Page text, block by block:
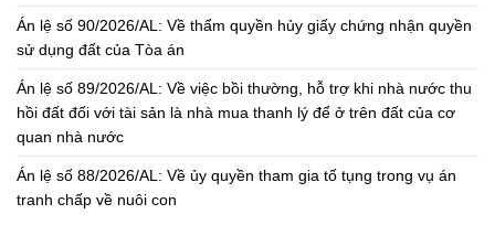
Án lệ số 90/2026/AL: Về thẩm quyền hủy giấy chứng nhận quyền
sử dụng đất của Tòa án
Án lệ số 89/2026/AL: Về việc bồi thường, hỗ trợ khi nhà nước thu
hồi đất đối với tài sản là nhà mua thanh lý để ở trên đất của cơ
quan nhà nước
Án lệ số 88/2026/AL: Về ủy quyền tham gia tố tụng trong vụ án
tranh chấp về nuôi con